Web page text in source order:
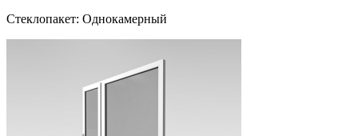
Стеклопакет: Однокамерный